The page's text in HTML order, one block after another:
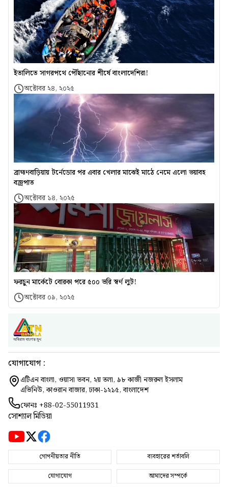
ইতালিতে সাগরপথে পৌঁছানোর শীর্ষে বাংলাদেশিরা!
অক্টোবর ২৪, ২০২৫
ব্রাহ্মণবাড়িয়ায় টর্নেডোর পর এবার খেলার মাঝেই মাঠে নেমে এলো ভয়াবহ
বজ্রপাত
অক্টোবর ১৪, ২০২৫
ফরচুন মার্কেটে বোরকা পরে ৫০০ ভরি স্বর্ণ লুট!
অক্টোবর ০৯, ২০২৫
যোগাযোগ :
এটিএন বাংলা, ওয়াসা ভবন, ২য় তলা, ৯৮ কাজী নজরুল ইসলাম
এভিনিউ, কাওরান বাজার, ঢাকা-১২১৫, বাংলাদেশ
ফোনঃ +88-02-55011931
সোশ্যাল মিডিয়া
গোপনীয়তার নীতি
ব্যবহারের শর্তাবলি
যোগাযোগ
আমাদের সম্পর্কে